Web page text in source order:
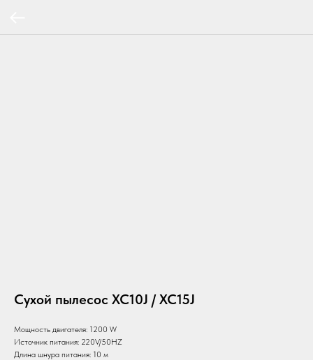
Сухой пылесос XC10J / XC15J
Мощность двигателя: 1200 W
Источник питания: 220V/50HZ
Длина шнура питания: 10 м